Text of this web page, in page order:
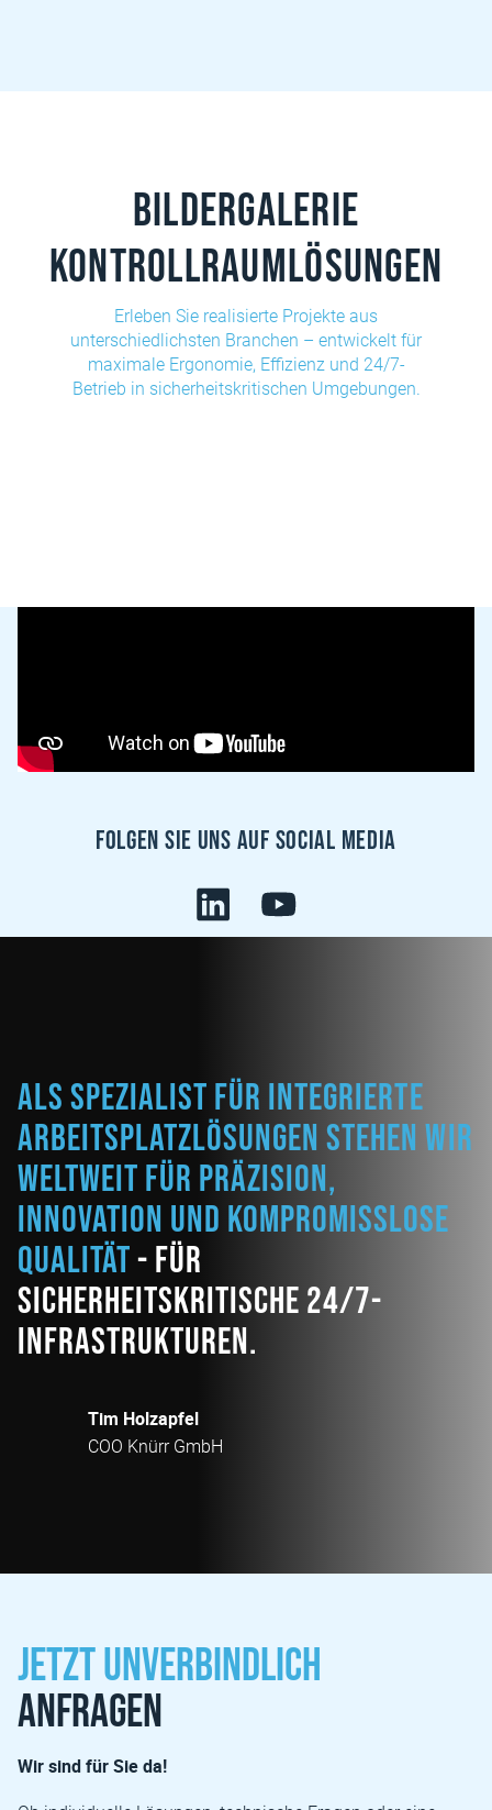
Bildergalerie
Kontrollraumlösungen
Erleben Sie realisierte Projekte aus
unterschiedlichsten Branchen – entwickelt für
maximale Ergonomie, Effizienz und 24/7-
Betrieb in sicherheitskritischen Umgebungen.
Folgen sie uns auf Social Media
Als Spezialist für integrierte
Arbeitsplatzlösungen stehen wir
weltweit für Präzision,
Innovation und kompromisslose
Qualität- für
sicherheitskritische 24/7-
Infrastrukturen.
Tim Holzapfel
COO Knürr GmbH
Jetzt unverbindlich
anfragen
Wir sind für Sie da!